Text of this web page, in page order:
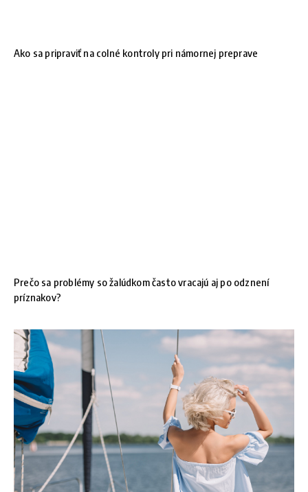
Ako sa pripraviť na colné kontroly pri námornej preprave
Prečo sa problémy so žalúdkom často vracajú aj po odznení
príznakov?